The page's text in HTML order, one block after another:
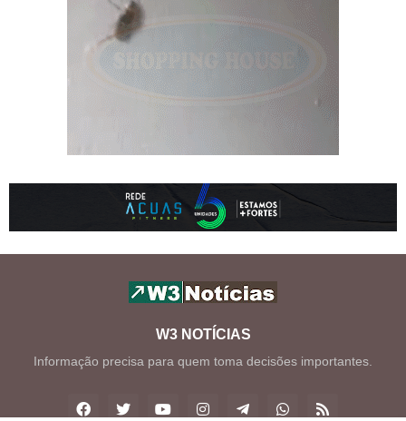
W3 NOTÍCIAS
Informação precisa para quem toma decisões importantes.